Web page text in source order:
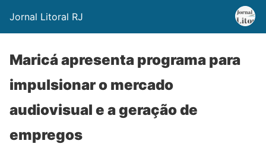
Jornal Litoral RJ
Maricá apresenta programa para
impulsionar o mercado
audiovisual e a geração de
empregos